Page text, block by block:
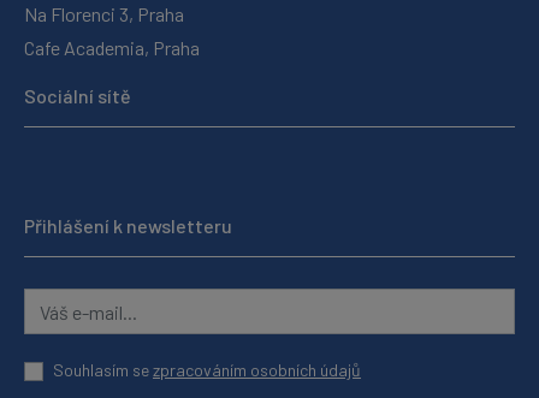
Na Florenci 3, Praha
Cafe Academia, Praha
Sociální sítě
Přihlášení k newsletteru
Souhlasím sezpracováním osobních údajů